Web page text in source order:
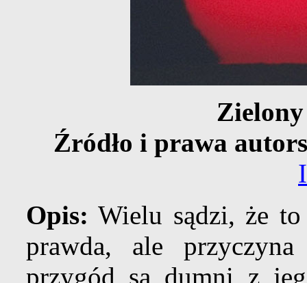
Zielony
Źródło i prawa
Opis: Wielu sądzi, że
prawda, ale przyczyna
przygód są dumni z